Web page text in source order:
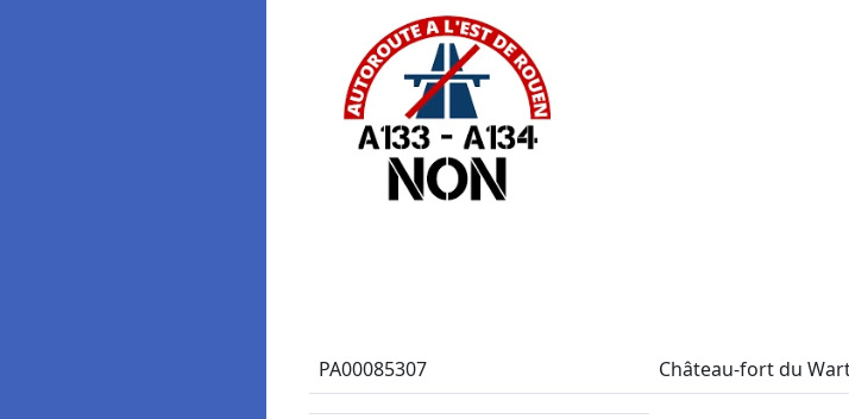
PA00085307 Château-fort du